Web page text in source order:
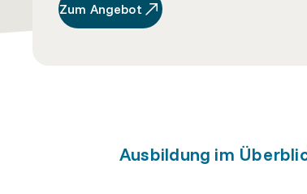
Zum Angebot
Ausbildung im